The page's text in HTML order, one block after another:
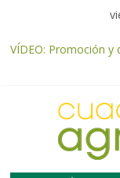
VÍDEO: Promoción
origen cooperativo
UPA Granada
desplome de la
dejar la uva en el
El Ministerio de
nuevo protocolo de
seguridad y la